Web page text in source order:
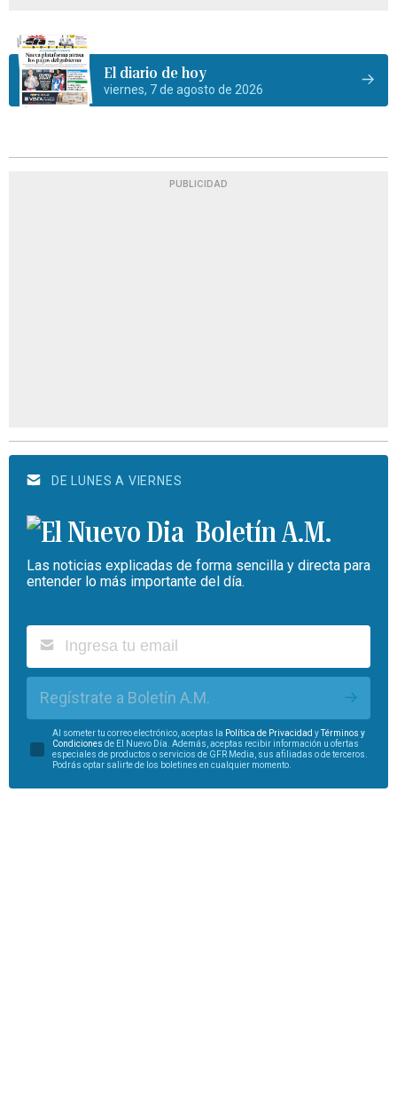
El diario de hoy
viernes, 7 de agosto de 2026
PUBLICIDAD
DE LUNES A VIERNES
Boletín A.M.
Las noticias explicadas de forma sencilla y directa para
entender lo más importante del día.
Regístrate a Boletín A.M.
Al someter tu correo electrónico, aceptas la Política de Privacidad yTérminos y
Condiciones de El Nuevo Día. Además, aceptas recibir información u ofertas
especiales de productos o servicios de GFR Media, sus afiliadas o de terceros.
Podrás optar salirte de los boletines en cualquier momento.